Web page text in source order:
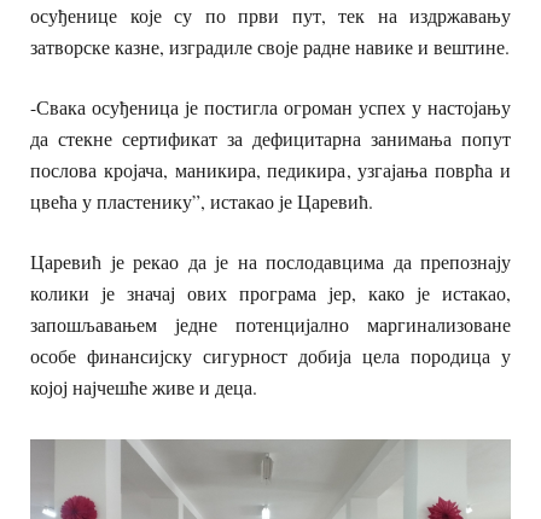
осуђенице које су по први пут, тек на издржавању
затворске казне, изградиле своје радне навике и вештине.
-Свака осуђеница је постигла огроман успех у настојању
да стекне сертификат за дефицитарна занимања попут
послова кројача, маникира, педикира, узгајања поврћа и
цвећа у пластенику”, истакао је Царевић.
Царевић је рекао да је на послодавцима да препознају
колики је значај ових програма јер, како је истакао,
запошљавањем једне потенцијално маргинализоване
особе финансијску сигурност добија цела породица у
којој најчешће живе и деца.